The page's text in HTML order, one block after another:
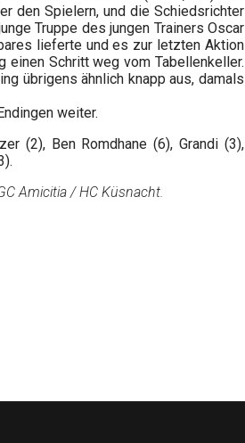
den Spielern, und die Schiedsrichter
Truppe des jungen Trainers Oscar
lieferte und es zur letzten Aktion
einen Schritt weg vom Tabellenkeller.
übrigens ähnlich knapp aus, damals
weiter.
(2), Ben Romdhane (6), Grandi (3),
Amicitia / HC Küsnacht.